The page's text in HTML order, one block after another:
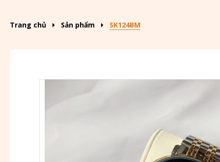
Trang chủ Sản phẩm SK124BM